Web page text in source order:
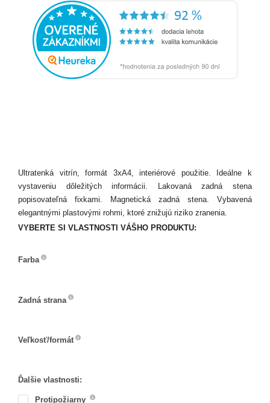
Ultratenká vitrín, formát 3xA4, interiérové použitie. Ideálne k
vystaveniu dôležitých informácii. Lakovaná zadná stena
popisovateľná fixkami. Magnetická zadná stena. Vybavená
elegantnými plastovými rohmi, ktoré znižujú riziko zranenia.
VYBERTE SI VLASTNOSTI VÁŠHO PRODUKTU:
Farba
Zadná strana
Veľkosť/formát
Ďalšie vlastnosti:
Protipožiarny